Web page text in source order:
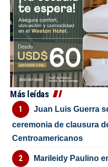
Más leídas
Juan Luis Guerra
ceremonia de clausura
Centroamericanos
Marileidy Paulino